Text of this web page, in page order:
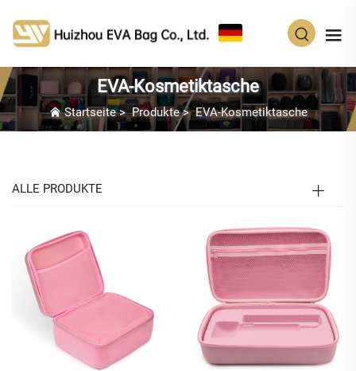
EVA-Kosmetiktasche
Startseite>Produkte>EVA-Kosmetiktasche
ALLE PRODUKTE